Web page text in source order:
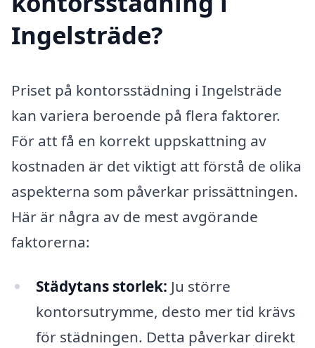
Ingelsträde?
Priset på kontorsstädning i Ingelsträde
kan variera beroende på flera faktorer.
För att få en korrekt uppskattning av
kostnaden är det viktigt att förstå de olika
aspekterna som påverkar prissättningen.
Här är några av de mest avgörande
faktorerna:
Städytans storlek: Ju större
kontorsutrymme, desto mer tid krävs
för städningen. Detta påverkar direkt